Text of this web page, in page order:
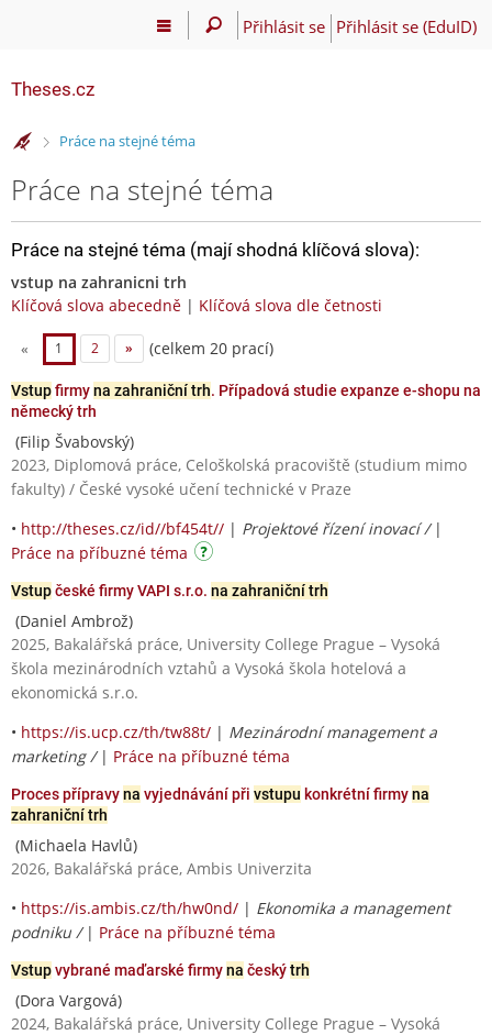
Přihlásit se Přihlásit se (EduID)
Theses.cz
>Práce na stejné téma
Práce na stejné téma
Práce na stejné téma (mají shodná klíčová slova):
vstup na zahranicni trh
Klíčová slova abecedně | Klíčová slova dle četnosti
« 1 2 » (celkem 20 prací)
Vstupfirmyna zahraniční trh. Případová studie expanze e-shopu na
německý trh
(Filip Švabovský)
2023, Diplomová práce, Celoškolská pracoviště (studium mimo
fakulty) / České vysoké učení technické v Praze
• http://theses.cz/id//bf454t// | Projektové řízení inovací / |
Práce na příbuzné téma
Vstupčeské firmy VAPI s.r.o. na zahraniční trh
(Daniel Ambrož)
2025, Bakalářská práce, University College Prague – Vysoká
škola mezinárodních vztahů a Vysoká škola hotelová a
ekonomická s.r.o.
• https://is.ucp.cz/th/tw88t/ | Mezinárodní management a
marketing / | Práce na příbuzné téma
Proces přípravyna vyjednávání při vstupu konkrétní firmyna
zahraniční trh
(Michaela Havlů)
2026, Bakalářská práce, Ambis Univerzita
• https://is.ambis.cz/th/hw0nd/ | Ekonomika a management
podniku / | Práce na příbuzné téma
Vstupvybrané maďarské firmyna českýtrh
(Dora Vargová)
2024, Bakalářská práce, University College Prague – Vysoká